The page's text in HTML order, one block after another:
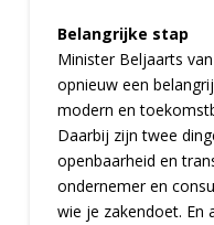
Belangrijke stap
Minister Beljaarts
opnieuw een
modern en
Daarbij zijn twee
openbaarheid en
ondernemer en
wie je zakendoet. En